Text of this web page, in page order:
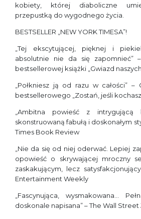
kobiety, której diaboliczne
przepustką do wygodnego życia.
BESTSELLER „NEW YORK TIMESA”!
„Tej ekscytującej, pięknej i
absolutnie nie da się zapomnieć”
bestsellerowej książki „Gwiazd naszych
„Połkniesz ją od razu w całości”
bestsellerowego „Zostań, jeśli
„Ambitna powieść z intrygującą
skonstruowaną fabułą i doskonałym
Times Book Review
„Nie da się od niej oderwać. Lepiej
opowieść o skrywającej mroczny
zaskakującym, lecz
Entertainment Weekly
„Fascynująca, wysmakowana…
doskonale napisana” – The Wall Street